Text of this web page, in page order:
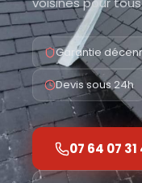
Garantie
Devis sous 24h
07 64 07 31